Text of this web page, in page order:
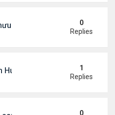
lý tưởng cho người Mỹ
0
Replies
bị khởi tố
1
Replies
0